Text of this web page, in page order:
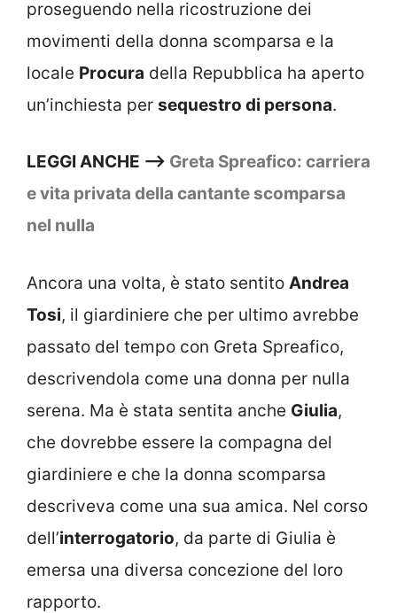
proseguendo nella ricostruzione dei
movimenti della donna scomparsa e la
locale Procura della Repubblica ha aperto
un’inchiesta per sequestro di persona.
LEGGI ANCHE –> Greta Spreafico: carriera
e vita privata della cantante scomparsa
nel nulla
Ancora una volta, è stato sentito Andrea
Tosi, il giardiniere che per ultimo avrebbe
passato del tempo con Greta Spreafico,
descrivendola come una donna per nulla
serena. Ma è stata sentita anche Giulia,
che dovrebbe essere la compagna del
giardiniere e che la donna scomparsa
descriveva come una sua amica. Nel corso
dell’interrogatorio, da parte di Giulia è
emersa una diversa concezione del loro
rapporto.